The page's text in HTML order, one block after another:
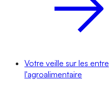
Votre veille sur les
l'agroalimentaire